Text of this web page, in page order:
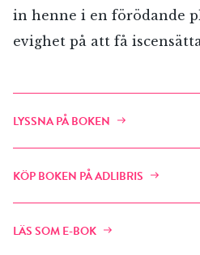
ÅNGRA OCH
in henne i en förödande
evighet på att få
LYSSNA PÅ BOKEN
KÖP BOKEN PÅ ADLIBRIS
LÄS SOM E-BOK